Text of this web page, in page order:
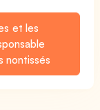
et les
nontissés